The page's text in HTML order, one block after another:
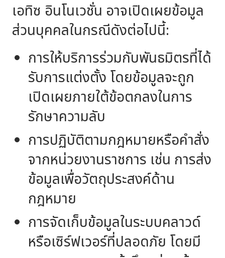
เอทิซ อินโนเวชั่น อาจเปิดเผยข้อมูล
ส่วนบุคคลในกรณีดังต่อไปนี้:
การให้บริการร่วมกับพันธมิตรที่ได้
รับการแต่งตั้ง โดยข้อมูลจะถูก
เปิดเผยภายใต้ข้อตกลงในการ
รักษาความลับ
การปฏิบัติตามกฎหมายหรือคำสั่ง
จากหน่วยงานราชการ เช่น การส่ง
ข้อมูลเพื่อวัตถุประสงค์ด้าน
กฎหมาย
การจัดเก็บข้อมูลในระบบคลาวด์
หรือเซิร์ฟเวอร์ที่ปลอดภัย โดยมี